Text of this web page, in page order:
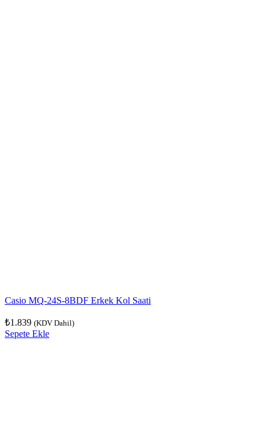
Casio MQ-24S-8BDF Erkek Kol Saati
₺1.839 (KDV Dahil)
Sepete Ekle